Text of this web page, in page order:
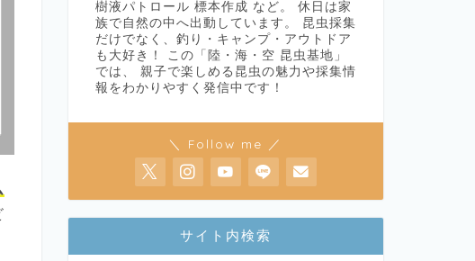
樹液パトロール 標本作成 など。 休日は家
族で自然の中へ出動しています。 昆虫採集
だけでなく、釣り・キャンプ・アウトドア
も大好き！ この「陸・海・空 昆虫基地」
では、 親子で楽しめる昆虫の魅力や採集情
報をわかりやすく発信中です！
＼ Follow me ／
サイト内検索